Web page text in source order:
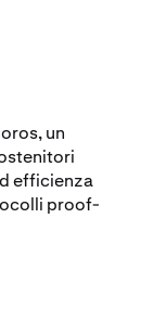
un
efficienza
proof-